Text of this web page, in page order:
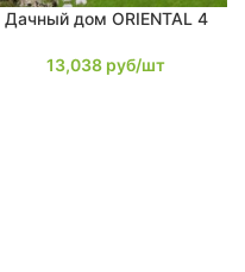
Дачный дом ORIENTAL 4
13,038 руб/шт